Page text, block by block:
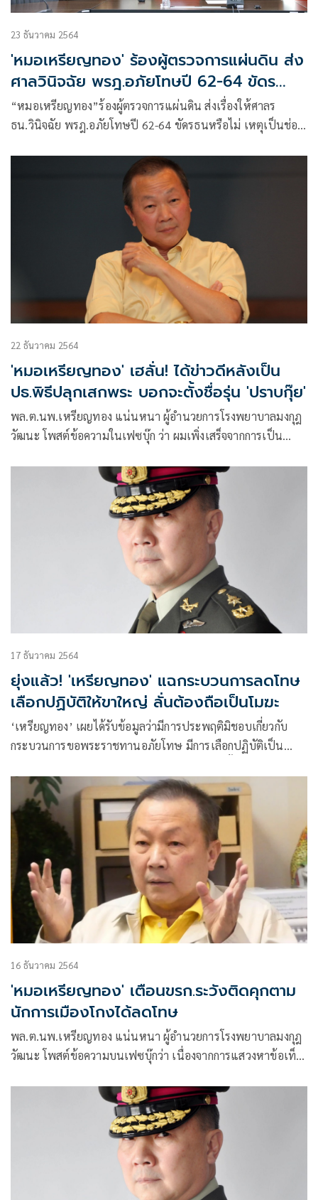
23 ธันวาคม 2564
'หมอเหรียญทอง' ร้องผู้ตรวจการแผ่นดิน ส่ง
ศาลวินิจฉัย พรฎ.อภัยโทษปี 62-64 ขัดร
ธน.หรือไม่
“หมอเหรียญทอง”ร้องผู้ตรวจการแผ่นดิน ส่งเรื่องให้ศาลร
ธน.วินิจฉัย พรฎ.อภัยโทษปี 62-64 ขัดรธนหรือไม่ เหตุเป็นช่อง
นิติธรรม ชี้คนที่เกี่ยวข้องควรมีโทษอาญาฐานทำระคายเคือง
22 ธันวาคม 2564
'หมอเหรียญทอง' เฮลั่น! ได้ข่าวดีหลังเป็น
ปธ.พิธีปลุกเสกพระ บอกจะตั้งชื่อรุ่น 'ปราบกุ๊ย'
พล.ต.นพ.เหรียญทอง แน่นหนา ผู้อำนวยการโรงพยาบาลมงกุฎ
วัฒนะ โพสต์ข้อความในเฟซบุ๊ก ว่า ผมเพิ่งเสร็จจากการเป็น
17 ธันวาคม 2564
ยุ่งแล้ว! 'เหรียญทอง' แฉกระบวนการลดโทษ
เลือกปฏิบัติให้ขาใหญ่ ลั่นต้องถือเป็นโมฆะ
‘เหรียญทอง’ เผยได้รับข้อมูลว่ามีการประพฤติมิชอบเกี่ยวกับ
กระบวนการขอพระราชทานอภัยโทษ มีการเลือกปฏิบัติเป็น
ที่ผ่านไปแล้วย่อมต้องถือเป็นโมฆะ
16 ธันวาคม 2564
'หมอเหรียญทอง' เตือนขรก.ระวังติดคุกตาม
นักการเมืองโกงได้ลดโทษ
พล.ต.นพ.เหรียญทอง แน่นหนา ผู้อำนวยการโรงพยาบาลมงกุฎ
วัฒนะ โพสต์ข้อความบนเฟซบุ๊กว่า เนื่องจากการแสวงหาข้อเท็จ